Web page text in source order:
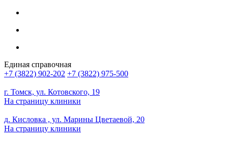
Единая справочная
+7 (3822) 902-202 +7 (3822) 975-500
г. Томск, ул. Котовского, 19
На страницу клиники
д. Кисловка , ул. Марины Цветаевой, 20
На страницу клиники